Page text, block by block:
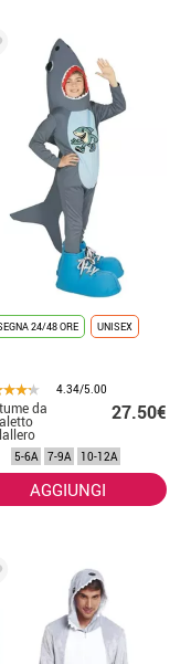
24/48 ORE UNISEX
4.34/5.00
da
per
27.50€
5-6A 7-9A 10-12A
AGGIUNGI